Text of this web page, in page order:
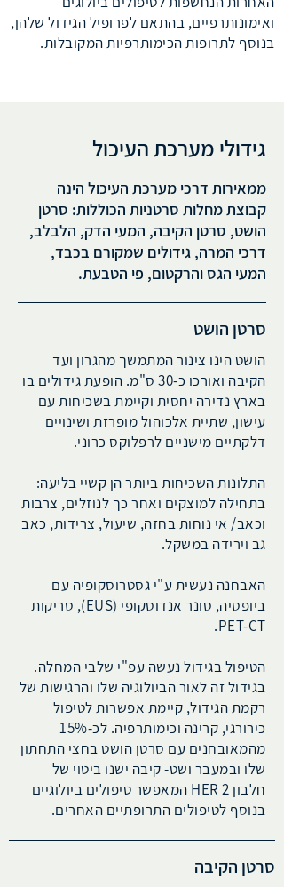
ואימונותרפיים, בהתאם לפרופיל הגידול שלהן,
בנוסף לתרופות הכימותרפיות המקובלות.
גידולי מערכת העיכול
ממאירות דרכי מערכת העיכול הינה
קבוצת מחלות סרטניות הכוללות: סרטן
הושט, סרטן הקיבה, המעי הדק, הלבלב,
דרכי המרה, גידולים שמקורם בכבד,
המעי הגס והרקטום, פי הטבעת.
סרטן הושט
הושט הינו צינור המתמשך מהגרון ועד
הקיבה ואורכו כ-30 ס"מ. הופעת גידולים בו
בארץ נדירה יחסית וקיימת בשכיחות עם
עישון, שתיית אלכוהול מופרזת ושינויים
דלקתיים מישניים לרפלוקס כרוני.
התלונות השכיחות ביותר הן קשיי בליעה:
בתחילה למוצקים ואחר כך לנוזלים, צרבות
וכאב/ אי נוחות בחזה, שיעול, צרידות, כאב
גב וירידה במשקל.
האבחנה נעשית ע"י גסטרוסקופיה עם
ביופסיה, סונר אנדוסקופי (EUS), סריקות
PET-CT.
הטיפול בגידול נעשה עפ"י שלבי המחלה.
בגידול זה לאור הביולוגיה שלו והרגישות של
רקמת הגידול, קיימת אפשרות לטיפול
כירורגי, קרינה וכימותרפיה. לכ-15%
מהמאובחנים עם סרטן הושט בחצי התחתון
שלו ובמעבר ושט- קיבה ישנו ביטוי של
חלבון HER 2 המאפשר טיפולים ביולוגיים
בנוסף לטיפולים התרופתיים האחרים.
סרטן הקיבה